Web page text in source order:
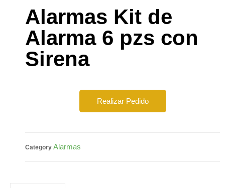
Alarmas Kit de
Alarma 6 pzs con
Sirena
Realizar Pedido
Category Alarmas